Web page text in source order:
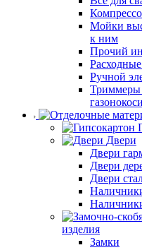
Мойки
к ним
Прочий
Ручной
Триммеры
Двери
Двери
Двери
Двери
изделия
Замки